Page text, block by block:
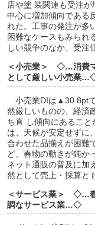
店や塗 装関連も受注
中心に増加傾向である
れた。工事の発注が多
困難なケースもみられ
しい競争のなか、受注
＜小売業＞ ◇…消費マ
として厳しい小売業
小売業DIは▲30.8ptで
然厳しいものの、経済
ち直 し傾向にあるこ
は、天候が安定せずに
合わせた品揃えが困難
ど、春物の動きが鈍か
ネット通販の普及に加
然として売上・採算と
＜サービス業＞ ◇…春
調なサービス業…◇